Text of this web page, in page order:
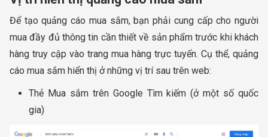
Để tạo quảng cáo mua sắm, bạn phải cung cấp cho người
mua đầy đủ thông tin cần thiết về sản phẩm trước khi khách
hàng truy cập vào trang mua hàng trực tuyến. Cụ thể, quảng
cáo mua sắm hiển thị ở những vị trí sau trên web:
Thẻ Mua sắm trên Google Tìm kiếm (ở một số quốc
gia)